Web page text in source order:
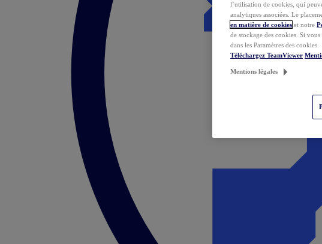
l’utilisation de cookies, qui
analytiques associées. Le
en matière de cookies et notre
de stockage des cookies. Si
dans les Paramètres des cookies.
Téléchargez TeamViewer
Mentions légales